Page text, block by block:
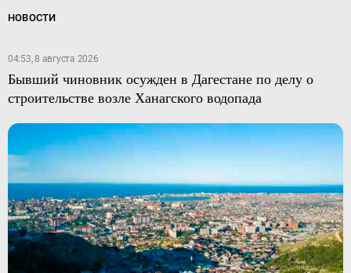
НОВОСТИ
04:53, 8 августа 2026
Бывший чиновник осужден в Дагестане по делу о
строительстве возле Ханагского водопада